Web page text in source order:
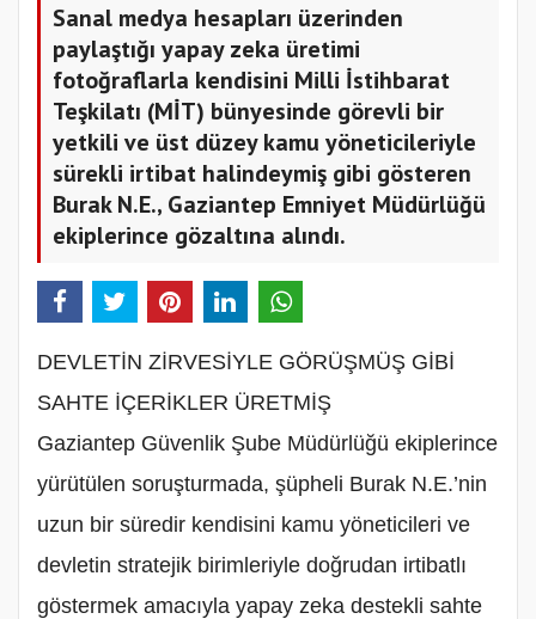
Sanal medya hesapları üzerinden
paylaştığı yapay zeka üretimi
fotoğraflarla kendisini Milli İstihbarat
Teşkilatı (MİT) bünyesinde görevli bir
yetkili ve üst düzey kamu yöneticileriyle
sürekli irtibat halindeymiş gibi gösteren
Burak N.E., Gaziantep Emniyet Müdürlüğü
ekiplerince gözaltına alındı.
DEVLETİN ZİRVESİYLE GÖRÜŞMÜŞ GİBİ
SAHTE İÇERİKLER ÜRETMİŞ
Gaziantep Güvenlik Şube Müdürlüğü ekiplerince
yürütülen soruşturmada, şüpheli Burak N.E.’nin
uzun bir süredir kendisini kamu yöneticileri ve
devletin stratejik birimleriyle doğrudan irtibatlı
göstermek amacıyla yapay zeka destekli sahte